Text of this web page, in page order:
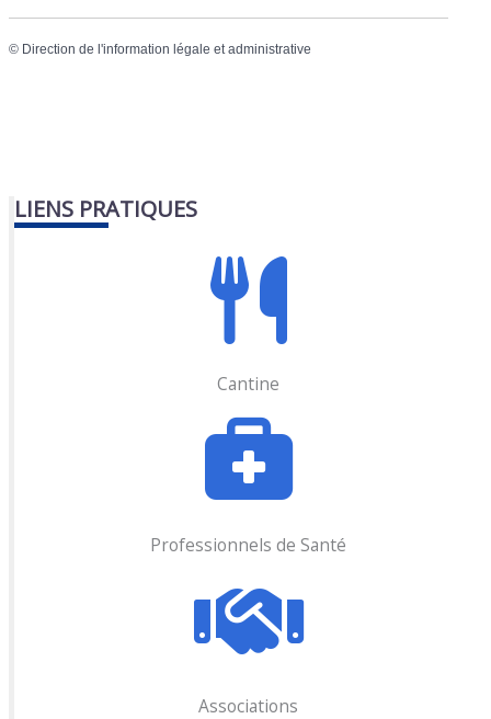
© Direction de l'information légale et administrative
LIENS PRATIQUES
Cantine
Professionnels de Santé
Associations